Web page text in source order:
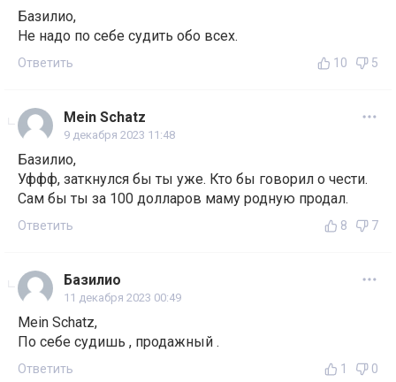
Базилио,
Не надо по себе судить обо всех.
Ответить 10 5
Mein Schatz
9 декабря 2023 11:48
Базилио,
Уффф, заткнулся бы ты уже. Кто бы говорил о чести.
Сам бы ты за 100 долларов маму родную продал.
Ответить 8 7
Базилио
11 декабря 2023 00:49
Mein Schatz,
По себе судишь , продажный .
Ответить 1 0